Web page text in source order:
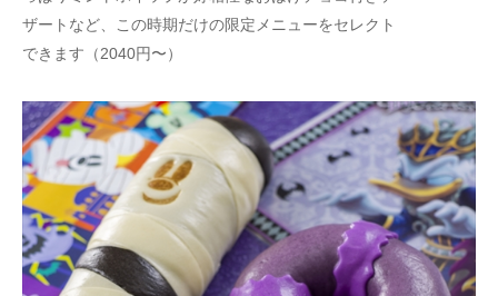
ザートなど、この時期だけの限定メニューをセレクト
できます（2040円〜）